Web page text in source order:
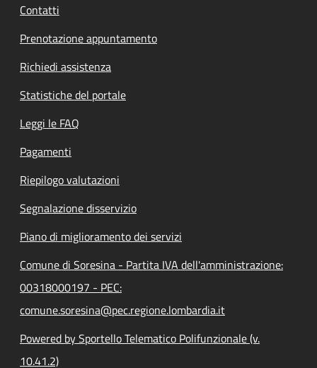
Contatti
Prenotazione appuntamento
Richiedi assistenza
Statistiche del portale
Leggi le FAQ
Pagamenti
Riepilogo valutazioni
Segnalazione disservizio
Piano di miglioramento dei servizi
Comune di Soresina - Partita IVA dell'amministrazione:
00318000197 - PEC:
comune.soresina@pec.regione.lombardia.it
Powered by Sportello Telematico Polifunzionale (v.
10.41.2)